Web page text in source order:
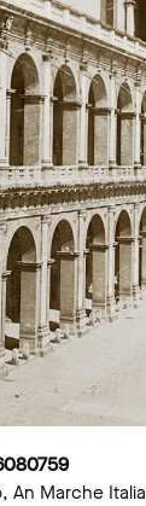
An Marche Italia